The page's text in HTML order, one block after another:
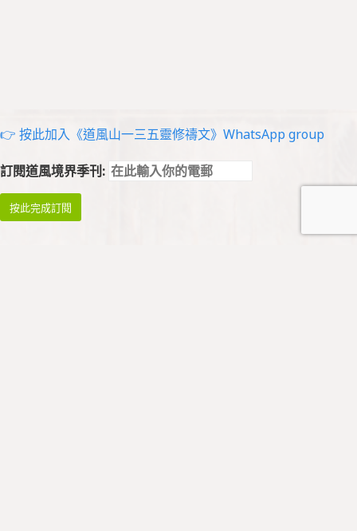
👉 按此加入《道風山一三五靈修禱文》WhatsApp group
訂閱道風境界季刊: